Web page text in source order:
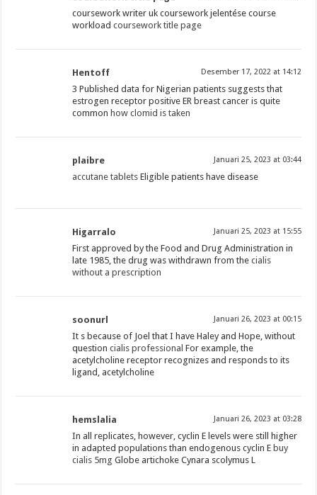
coursework writer uk coursework jelentése course
workloadcoursework title page
Hentoff Desember 17, 2022 at 14:12
3 Published data for Nigerian patients suggests that
estrogen receptor positive ER breast cancer is quite
common how clomid is taken
plaibre Januari 25, 2023 at 03:44
accutane tablets Eligible patients have disease
Higarralo Januari 25, 2023 at 15:55
First approved by the Food and Drug Administration in
late 1985, the drug was withdrawn from thecialis
without a prescription
soonurl Januari 26, 2023 at 00:15
It s because of Joel that I have Haley and Hope, without
questioncialis professional For example, the
acetylcholine receptor recognizes and responds to its
ligand, acetylcholine
hemslalia Januari 26, 2023 at 03:28
In all replicates, however, cyclin E levels were still higher
in adapted populations than endogenous cyclin E buy
cialis 5mg Globe artichoke Cynara scolymus L